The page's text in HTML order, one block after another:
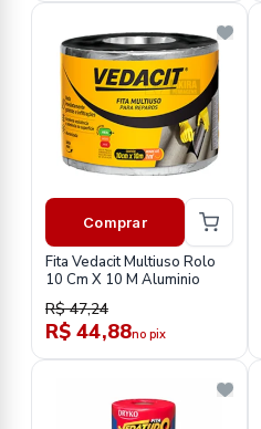
Comprar
Fita Vedacit Multiuso Rolo
10 Cm X 10 M Aluminio
R$ 47,24
R$ 44,88no pix